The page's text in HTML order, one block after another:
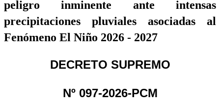
peligro inminente ante intensas
precipitaciones pluviales asociadas al
Fenómeno El Niño 2026 - 2027
DECRETO SUPREMO
Nº 097-2026-PCM